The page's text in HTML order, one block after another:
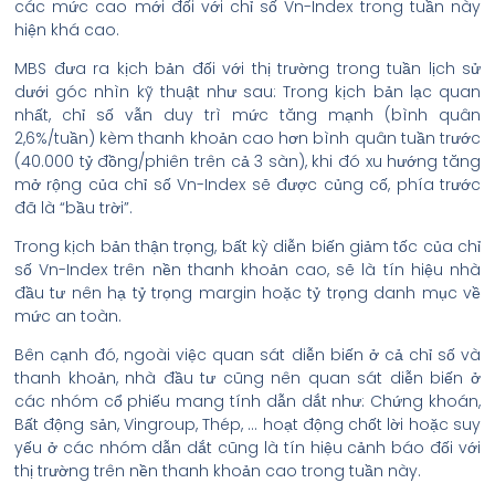
các mức cao mới đối với chỉ số Vn-Index trong tuần này
hiện khá cao.
MBS đưa ra kịch bản đối với thị trường trong tuần lịch sử
dưới góc nhìn kỹ thuật như sau: Trong kịch bản lạc quan
nhất, chỉ số vẫn duy trì mức tăng mạnh (bình quân
2,6%/tuần) kèm thanh khoản cao hơn bình quân tuần trước
(40.000 tỷ đồng/phiên trên cả 3 sàn), khi đó xu hướng tăng
mở rộng của chỉ số Vn-Index sẽ được củng cố, phía trước
đã là “bầu trời”.
Trong kịch bản thận trọng, bất kỳ diễn biến giảm tốc của chỉ
số Vn-Index trên nền thanh khoản cao, sẽ là tín hiệu nhà
đầu tư nên hạ tỷ trọng margin hoặc tỷ trọng danh mục về
mức an toàn.
Bên cạnh đó, ngoài việc quan sát diễn biến ở cả chỉ số và
thanh khoản, nhà đầu tư cũng nên quan sát diễn biến ở
các nhóm cổ phiếu mang tính dẫn dắt như: Chứng khoán,
Bất động sản, Vingroup, Thép, … hoạt động chốt lời hoặc suy
yếu ở các nhóm dẫn dắt cũng là tín hiệu cảnh báo đối với
thị trường trên nền thanh khoản cao trong tuần này.